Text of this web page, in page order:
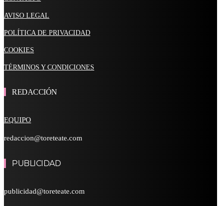
AVISO LEGAL
POLÍTICA DE PRIVACIDAD
COOKIES
TÉRMINOS Y CONDICIONES
REDACCIÓN
EQUIPO
redaccion@toreteate.com
PUBLICIDAD
publicidad@toreteate.com